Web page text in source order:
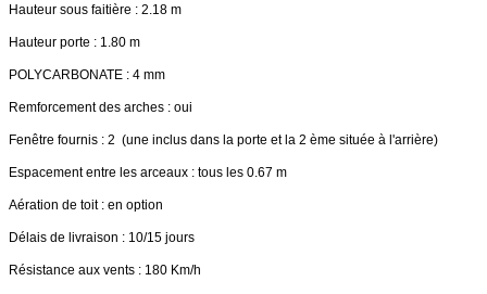
Hauteur sous faitière : 2.18 m
Hauteur porte : 1.80 m
POLYCARBONATE : 4 mm
Remforcement des arches : oui
Fenêtre fournis : 2 (une inclus dans la porte et la 2 ème située à l'arrière)
Espacement entre les arceaux : tous les 0.67 m
Aération de toit : en option
Délais de livraison : 10/15 jours
Résistance aux vents : 180 Km/h